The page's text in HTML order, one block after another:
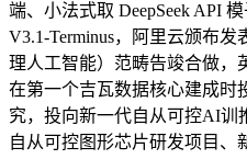
端、小法式取 DeepSeek API
V3.1-Terminus，阿里云颁布
理人工智能）范畴告竣合做，
在第一个吉瓦数据核心建成时
究，投向新一代自从可控AI训
自从可控图形芯片研发项目、